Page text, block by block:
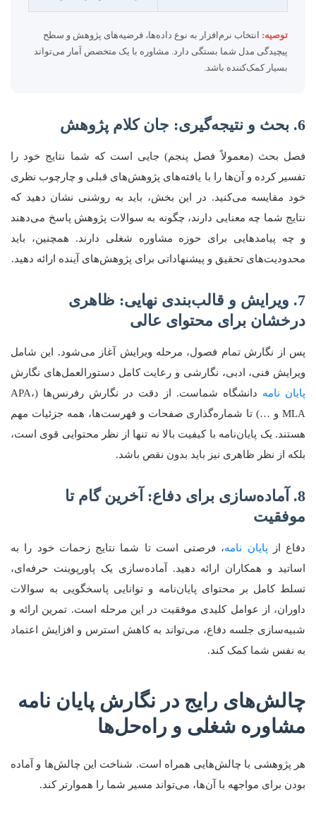
توصیه: انتخاب نرم‌افزار به نوع داده‌ها، فرضیه‌های پژوهش و سطح
پیچیدگی مدل شما بستگی دارد. مشاوره با یک متخصص آمار می‌تواند
بسیار کمک‌کننده باشد.
6. بحث و نتیجه‌گیری: جان کلام پژوهش
فصل بحث (معمولاً فصل پنجم) جایی است که شما نتایج خود را
تفسیر کرده و آن‌ها را با یافته‌های پژوهش‌های قبلی و چارچوب نظری
خود مقایسه می‌کنید. در این بخش، باید به روشنی نشان دهید که
نتایج شما چه معنایی دارند، چگونه به سوالات پژوهش پاسخ می‌دهند
و چه پیامدهایی برای حوزه مشاوره شغلی دارند. همچنین، باید
محدودیت‌های تحقیق و پیشنهاداتی برای پژوهش‌های آینده ارائه دهید.
7. ویرایش و قالب‌بندی نهایی: ظاهری
درخشان برای محتوای عالی
پس از نگارش تمام فصول، مرحله ویرایش آغاز می‌شود. این شامل
ویرایش فنی، ادبی، نگارشی و رعایت کامل دستورالعمل‌های نگارش
پایان نامه
دانشگاه شماست. از دقت در نگارش رفرنس‌ها (APA،
MLA و …) تا شماره‌گذاری صفحات و فهرست‌ها، همه جزئیات مهم
هستند. یک پایان‌نامه با کیفیت بالا نه تنها از نظر محتوایی قوی است،
بلکه از نظر ظاهری نیز باید بدون نقص باشد.
8. آماده‌سازی برای دفاع: آخرین گام تا
موفقیت
دفاع از پایان نامه، فرصتی است تا شما نتایج زحمات خود را به
اساتید و همکاران ارائه دهید. آماده‌سازی یک پاورپوینت حرفه‌ای،
تسلط کامل بر محتوای پایان‌نامه و توانایی پاسخگویی به سوالات
داوران، از عوامل کلیدی موفقیت در این مرحله است. تمرین ارائه و
شبیه‌سازی جلسه دفاع، می‌تواند به کاهش استرس و افزایش اعتماد
به نفس شما کمک کند.
چالش‌های رایج در نگارش پایان نامه
مشاوره شغلی و راه‌حل‌ها
هر پژوهشی با چالش‌هایی همراه است. شناخت این چالش‌ها و آماده
بودن برای مواجهه با آن‌ها، می‌تواند مسیر شما را هموارتر کند.